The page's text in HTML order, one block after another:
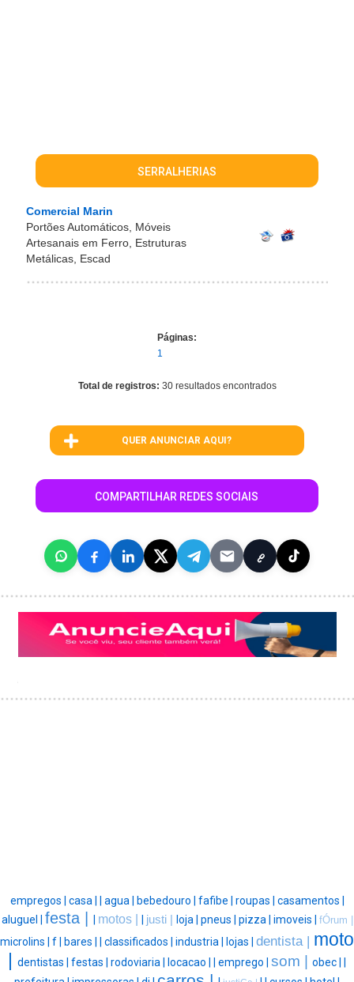
SERRALHERIAS
Comercial Marin
Portões Automáticos, Móveis
Artesanais em Ferro, Estruturas
Metálicas, Escad
Páginas:
1
Total de registros: 30 resultados encontrados
QUER ANUNCIAR AQUI?
COMPARTILHAR REDES SOCIAIS
empregos | casa | | agua | bebedouro | fafibe | roupas | casamentos |
aluguel | festa | | motos | | justi | loja | pneus | pizza | imoveis | fÓrum |
microlins | f | bares | | classificados | industria | lojas | dentista | moto
| dentistas | festas | rodoviaria | locacao | | emprego | som | obec | |